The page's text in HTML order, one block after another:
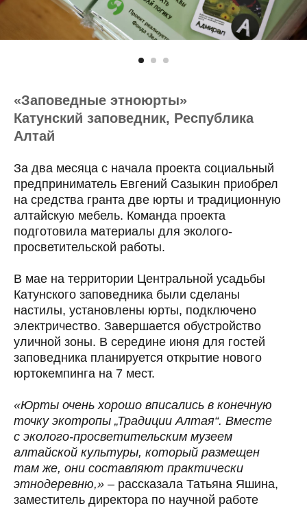
«Заповедные этноюрты»
Катунский заповедник, Республика
Алтай
За два месяца с начала проекта социальный
предприниматель Евгений Сазыкин приобрел
на средства гранта две юрты и традиционную
алтайскую мебель. Команда проекта
подготовила материалы для эколого-
просветительской работы.
В мае на территории Центральной усадьбы
Катунского заповедника были сделаны
настилы, установлены юрты, подключено
электричество. Завершается обустройство
уличной зоны. В середине июня для гостей
заповедника планируется открытие нового
юртокемпинга на 7 мест.
«Юрты очень хорошо вписались в конечную
точку экотропы „Традиции Алтая“. Вместе
с эколого-просветительским музеем
алтайской культуры, который размещен
там же, они составляют практически
этнодеревню,» – рассказала Татьяна Яшина,
заместитель директора по научной работе